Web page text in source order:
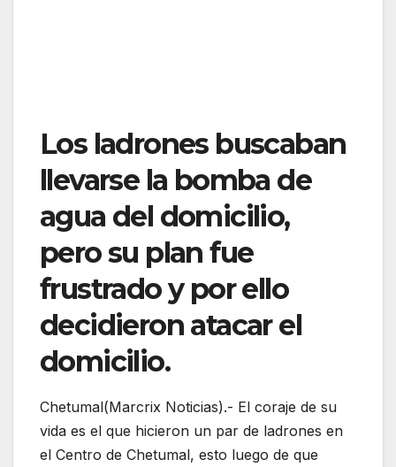
Los ladrones buscaban
llevarse la bomba de
agua del domicilio,
pero su plan fue
frustrado y por ello
decidieron atacar el
domicilio.
Chetumal(Marcrix Noticias).- El coraje de su
vida es el que hicieron un par de ladrones en
el Centro de Chetumal, esto luego de que